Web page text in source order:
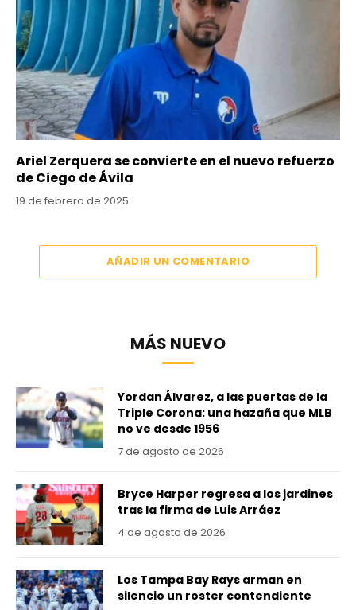
Ariel Zerquera se convierte en el nuevo refuerzo
de Ciego de Ávila
19 de febrero de 2025
AÑADIR UN COMENTARIO
MÁS NUEVO
Yordan Álvarez, a las puertas de la
Triple Corona: una hazaña que MLB
no ve desde 1956
7 de agosto de 2026
Bryce Harper regresa a los jardines
tras la firma de Luis Arráez
4 de agosto de 2026
Los Tampa Bay Rays arman en
silencio un roster contendiente